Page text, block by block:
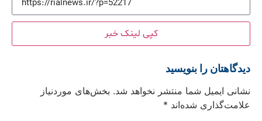
کپی لینک خبر
دیدگاهتان را بنویسید
نشانی ایمیل شما منتشر نخواهد شد. بخش‌های موردنیاز
علامت‌گذاری شده‌اند *